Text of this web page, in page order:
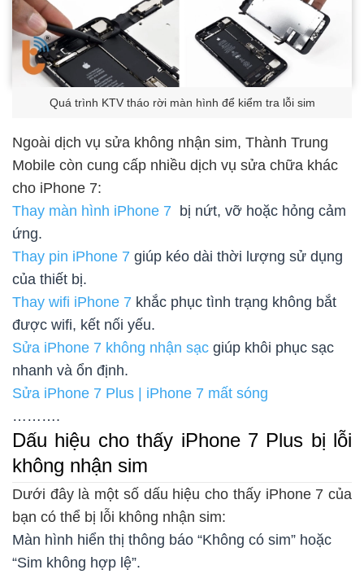
Quá trình KTV tháo rời màn hình để kiểm tra lỗi sim
Ngoài dịch vụ sửa không nhận sim, Thành Trung
Mobile còn cung cấp nhiều dịch vụ sửa chữa khác
cho iPhone 7:
Thay màn hình iPhone 7 bị nứt, vỡ hoặc hỏng cảm
ứng.
Thay pin iPhone 7 giúp kéo dài thời lượng sử dụng
của thiết bị.
Thay wifi iPhone 7 khắc phục tình trạng không bắt
được wifi, kết nối yếu.
Sửa iPhone 7 không nhận sạc giúp khôi phục sạc
nhanh và ổn định.
Sửa iPhone 7 Plus | iPhone 7 mất sóng
……….
Dấu hiệu cho thấy iPhone 7 Plus bị lỗi
không nhận sim
Dưới đây là một số dấu hiệu cho thấy iPhone 7 của
bạn có thể bị lỗi không nhận sim:
Màn hình hiển thị thông báo “Không có sim” hoặc
“Sim không hợp lệ”.